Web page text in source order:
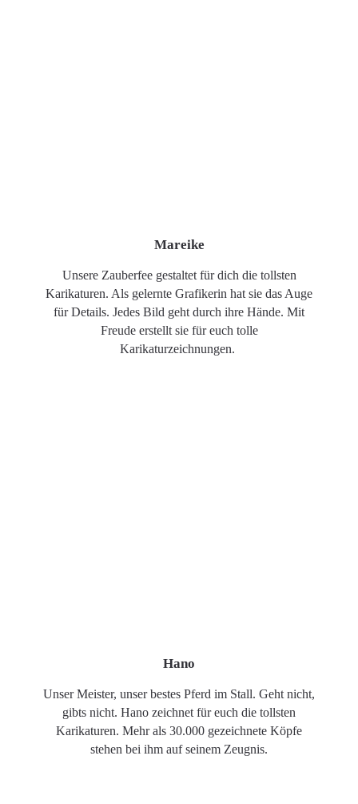
Mareike
Unsere Zauberfee gestaltet für dich die tollsten
Karikaturen. Als gelernte Grafikerin hat sie das Auge
für Details. Jedes Bild geht durch ihre Hände. Mit
Freude erstellt sie für euch tolle
Karikaturzeichnungen.
Hano
Unser Meister, unser bestes Pferd im Stall. Geht nicht,
gibts nicht. Hano zeichnet für euch die tollsten
Karikaturen. Mehr als 30.000 gezeichnete Köpfe
stehen bei ihm auf seinem Zeugnis.